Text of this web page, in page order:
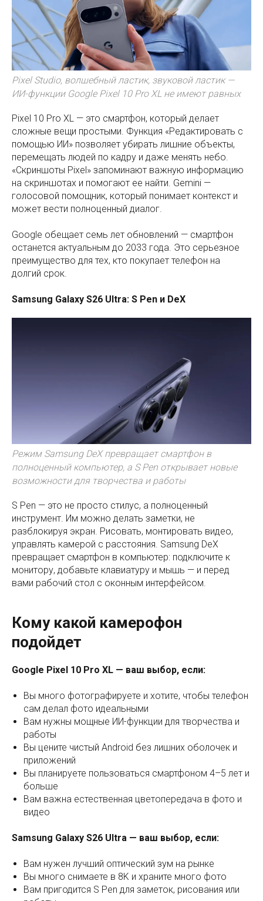
Pixel Studio, волшебный ластик, звуковой ластик —
ИИ-функции Google Pixel 10 Pro XL не имеют равных
Pixel 10 Pro XL — это смартфон, который делает
сложные вещи простыми. Функция «Редактировать с
помощью ИИ» позволяет убирать лишние объекты,
перемещать людей по кадру и даже менять небо.
«Скриншоты Pixel» запоминают важную информацию
на скриншотах и помогают ее найти. Gemini —
голосовой помощник, который понимает контекст и
может вести полноценный диалог.
Google обещает семь лет обновлений — смартфон
останется актуальным до 2033 года. Это серьезное
преимущество для тех, кто покупает телефон на
долгий срок.
Samsung Galaxy S26 Ultra: S Pen и DeX
Режим Samsung DeX превращает смартфон в
полноценный компьютер, а S Pen открывает новые
возможности для творчества и работы
S Pen — это не просто стилус, а полноценный
инструмент. Им можно делать заметки, не
разблокируя экран. Рисовать, монтировать видео,
управлять камерой с расстояния. Samsung DeX
превращает смартфон в компьютер: подключите к
монитору, добавьте клавиатуру и мышь — и перед
вами рабочий стол с оконным интерфейсом.
Кому какой камерофон
подойдет
Google Pixel 10 Pro XL — ваш выбор, если:
Вы много фотографируете и хотите, чтобы телефон
сам делал фото идеальными
Вам нужны мощные ИИ-функции для творчества и
работы
Вы цените чистый Android без лишних оболочек и
приложений
Вы планируете пользоваться смартфоном 4–5 лет и
больше
Вам важна естественная цветопередача в фото и
видео
Samsung Galaxy S26 Ultra — ваш выбор, если:
Вам нужен лучший оптический зум на рынке
Вы много снимаете в 8K и храните много фото
Вам пригодится S Pen для заметок, рисования или